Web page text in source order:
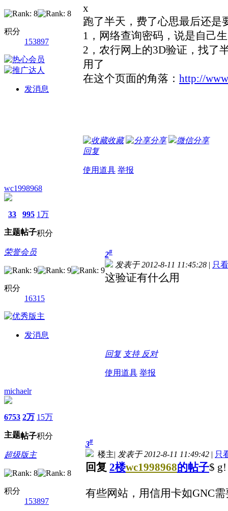
积分
153897
发消息
x
跑了半天，费了心思最后还是
1，网络查询密码，说是自己
2，农行网上的3D验证，找了
用了
在这个页面的角落： http://
收藏 分享
微信分享
回复
使用道具 举报
wc1998968
33
主题
995
帖子
1万
积分
荣誉会员
积分
16315
发消息
2#
发表于 2012-8-11 11:45:28 | 只
这验证有什么用
回复 支持 反对
使用道具 举报
michaelr
6753
主题
2万
帖子
15万
积分
超级版主
积分
153897
3#
楼主| 发表于 2012-8-11 11:49:42 | 只
回复 2楼wc1998968的帖子$
有些网站，用信用卡如GNC